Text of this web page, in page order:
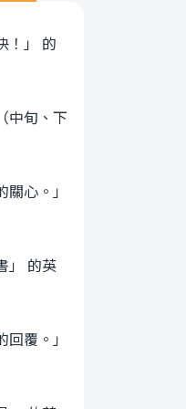
！」 的
中旬、下
心。」
」 的英
覆。」